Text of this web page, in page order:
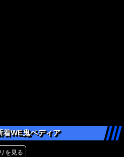
着WE鬼ペディア
を見る